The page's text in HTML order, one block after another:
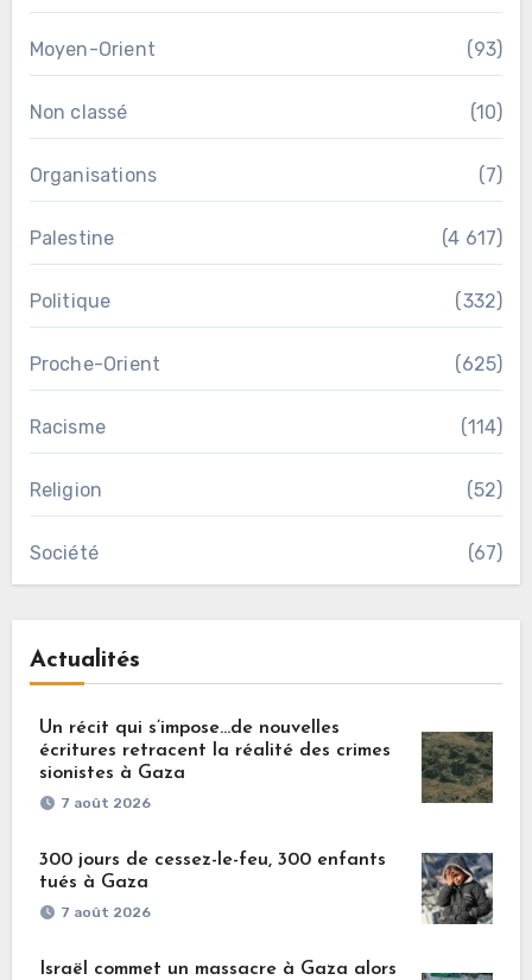
Moyen-Orient (93)
Non classé (10)
Organisations (7)
Palestine (4 617)
Politique (332)
Proche-Orient (625)
Racisme (114)
Religion (52)
Société (67)
Actualités
Un récit qui s’impose…de nouvelles
écritures retracent la réalité des crimes
sionistes à Gaza
7 août 2026
300 jours de cessez-le-feu, 300 enfants
tués à Gaza
7 août 2026
Israël commet un massacre à Gaza alors